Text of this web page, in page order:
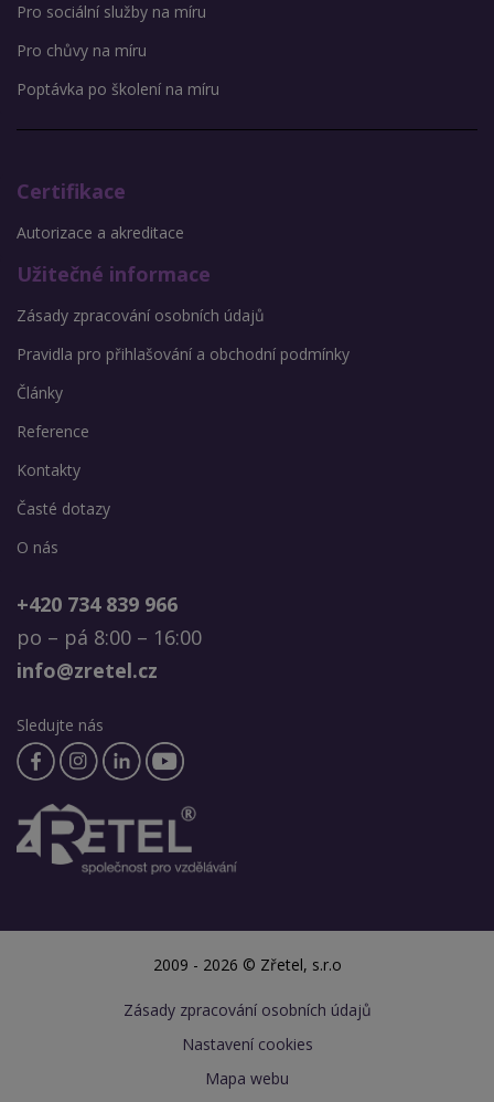
Pro sociální služby na míru
Pro chůvy na míru
Poptávka po školení na míru
Certifikace
Autorizace a akreditace
Užitečné informace
Zásady zpracování osobních údajů
Pravidla pro přihlašování a obchodní podmínky
Články
Reference
Kontakty
Časté dotazy
O nás
+420 734 839 966
po – pá 8:00 – 16:00
info@zretel.cz
Sledujte nás
2009 - 2026 © Zřetel, s.r.o
Zásady zpracování osobních údajů
Nastavení cookies
Mapa webu